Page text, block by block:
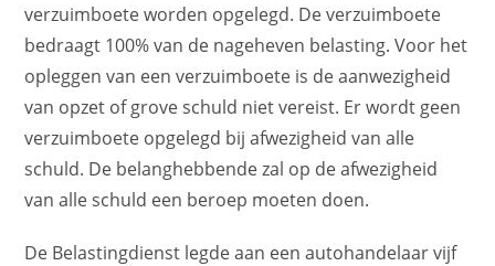
verzuimboete worden opgelegd. De verzuimboete
bedraagt 100% van de nageheven belasting. Voor het
opleggen van een verzuimboete is de aanwezigheid
van opzet of grove schuld niet vereist. Er wordt geen
verzuimboete opgelegd bij afwezigheid van alle
schuld. De belanghebbende zal op de afwezigheid
van alle schuld een beroep moeten doen.
De Belastingdienst legde aan een autohandelaar vijf